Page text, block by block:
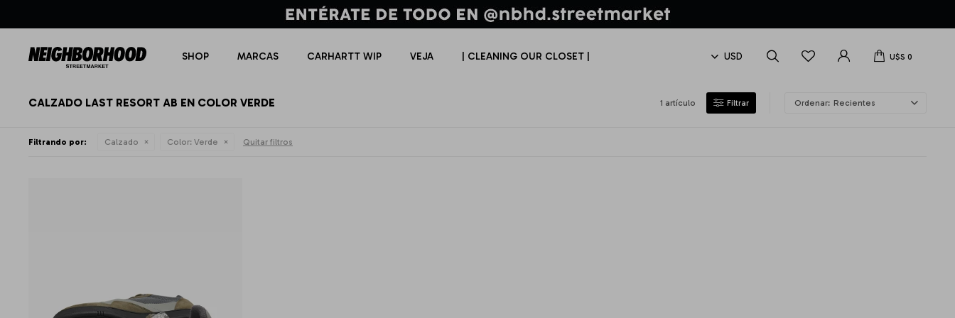
SHOP MARCAS CARHARTT WIP VEJA | CLEANING OUR CLOSET | U$S 0
CALZADO LAST RESORT AB EN COLOR VERDE 1 artículo Recientes
Filtrando por: Calzado Color: Verde Quitar filtros